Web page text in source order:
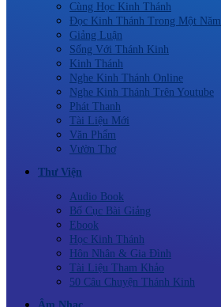
Cùng Học Kinh Thánh
Đọc Kinh Thánh Trong Một Năm
Giảng Luận
Sống Với Thánh Kinh
Kinh Thánh
Nghe Kinh Thánh Online
Nghe Kinh Thánh Trên Youtube
Phát Thanh
Tài Liệu Mới
Văn Phẩm
Vườn Thơ
Thư Viện
Audio Book
Bố Cục Bài Giảng
Ebook
Học Kinh Thánh
Hôn Nhân & Gia Đình
Tài Liệu Tham Khảo
50 Câu Chuyện Thánh Kinh